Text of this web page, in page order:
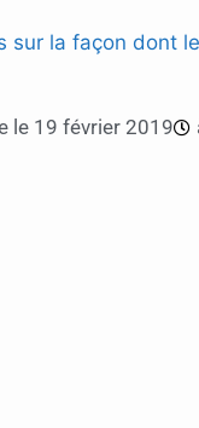
sur la façon dont
le 19 février 2019